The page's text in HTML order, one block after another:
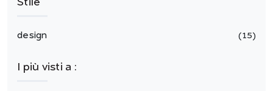
Stile
design 15
I più visti a :